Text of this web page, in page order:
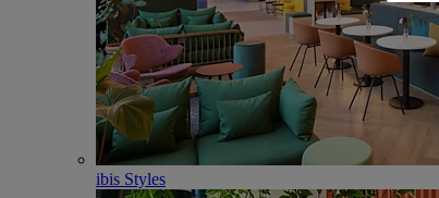
ibis Styles